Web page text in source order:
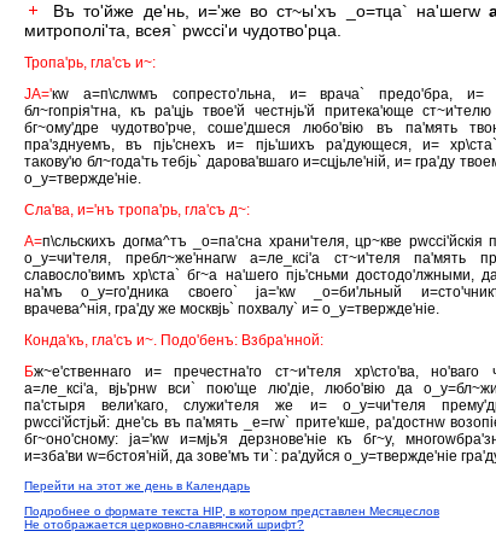
Въ то'йже де'нь, и='же во ст~ы'хъ _о=тца` на'шегw
митрополi'та, всея` рwссi'и чудотво'рца.
Тропа'рь, гла'съ и~:
JА='кw а=п\слwмъ сопресто'льна, и= врача` предо'бра, и=
бл~гопрiя'тна, къ ра'цjь твое'й честнjь'й притека'юще ст~и'телю
бг~ому'дре чудотво'рче, соше'дшеся любо'вiю въ па'мять
пра'зднуемъ, въ пjь'снехъ и= пjь'шихъ ра'дующеся, и=
такову'ю бл~года'ть тебjь` дарова'вшаго и=сцjьле'нiй, и= гра'ду
о_у=твержде'нiе.
Сла'ва, и='нъ тропа'рь, гла'съ д~:
А=п\сльскихъ догма^тъ _о=па'сна храни'теля, цр~кве рwссi'йскiя
о_у=чи'теля, пребл~же'ннагw а=ле_ксi'а ст~и'теля па'мять
славосло'вимъ хр\ста` бг~а на'шего пjь'сньми достодо'лжными,
на'мъ о_у=го'дника своего` jа='кw _о=би'льный
врачева^нiя, гра'ду же москвjь` похвалу` и= о_у=твержде'нiе.
Конда'къ, гла'съ и~. Подо'бенъ: Взбра'нной:
Бж~е'ственнаго и= пречестна'го ст~и'теля хр\сто'ва, но'ваго
а=ле_ксi'а, вjь'рнw вси` пою'ще лю'дiе, любо'вiю да
па'стыря вели'каго, служи'теля же и= о_у=чи'теля
рwссi'йстjьй: дне'сь въ па'мять _е=гw` прите'кше, ра'достнw
бг~оно'сному: jа='кw и=мjь'я дерзнове'нiе къ бг~у,
и=зба'ви w=бстоя'нiй, да зове'мъ ти`: ра'дуйся о_у=твержде'нiе
Перейти на этот же день в Календарь
Подробнее о формате текста HIP, в котором представлен Месяцеслов
Не отображается церковно-славянский шрифт?